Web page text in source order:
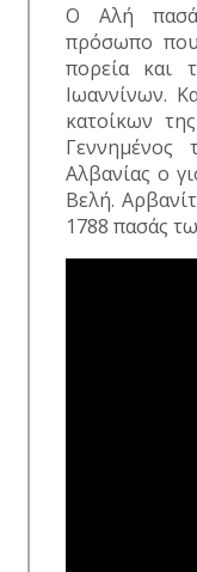
Ο Αλή
πρόσωπο
πορεία και
Ιωαννίνων.
κατοίκων
Αλβανίας ο
Βελή.
1788 πασάς